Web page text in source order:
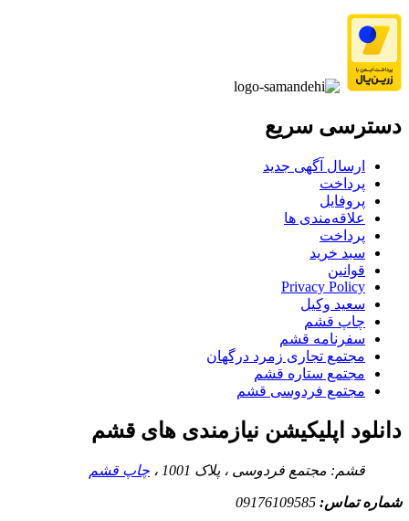
دسترسی سریع
ارسال آگهی جدید
پرداخت
پروفایل
علاقه‌مندی ها
پرداخت
سبد خرید
قوانین
Privacy Policy
سعید وکیل
چاپ قشم
سفرنامه قشم
مجتمع تجاری زمرد درگهان
مجتمع ستاره قشم
مجتمع فردوسی قشم
دانلود اپلیکیشن نیازمندی های قشم
قشم: مجتمع فردوسی ، پلاک 1001 ، چاپ قشم
شماره تماس: 09176109585